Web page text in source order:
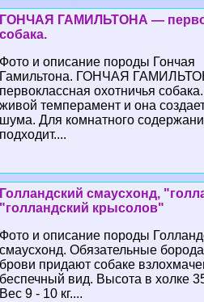
ГОНЧАЯ ГАМИЛЬТОНА —
собака.
Фото и описание породы Гончая
Гамильтона. ГОНЧАЯ
первоклассная охотничья
живой темперамент и она
шума. Для комнатного
подходит....
Голландский смаусхонд,
"голландский крысолов"
Фото и описание породы
смаусхонд. Обязательные
брови придают собаке
беспечный вид. Высота в холке
Вес 9 - 10 кг....